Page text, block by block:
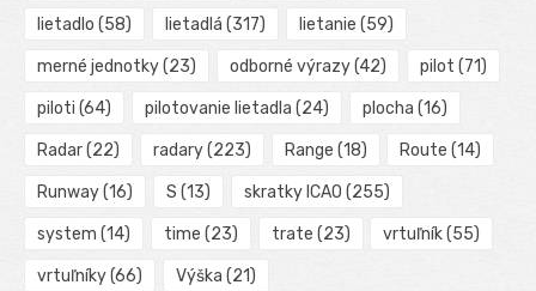
lietadlo (58) lietadlá (317) lietanie (59)
merné jednotky(23) odborné výrazy(42) pilot (71)
piloti (64) pilotovanie lietadla (24) plocha (16)
Radar(22) radary(223) Range (18) Route (14)
Runway(16) S (13) skratky ICAO (255)
system (14) time (23) trate (23) vrtuľník(55)
vrtuľníky(66) Výška (21)